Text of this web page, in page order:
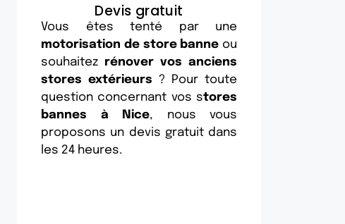
Devis gratuit
Vous êtes tenté par une
motorisation de store banne ou
souhaitez rénover vos anciens
stores extérieurs ? Pour toute
question concernant vos stores
bannes à Nice, nous vous
proposons un devis gratuit dans
les 24 heures.